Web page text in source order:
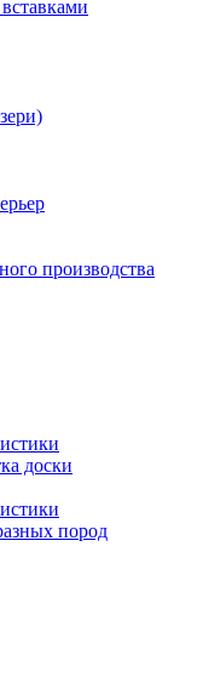
производства
доски
пород